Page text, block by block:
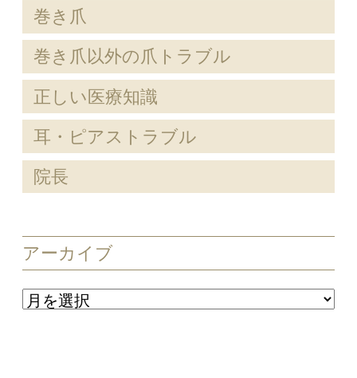
巻き爪
巻き爪以外の爪トラブル
正しい医療知識
耳・ピアストラブル
院長
アーカイブ